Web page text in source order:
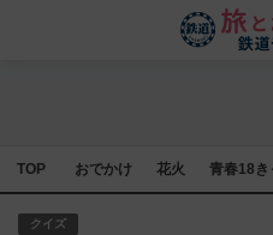
TOP おでかけ 花火 青春18き
クイズ